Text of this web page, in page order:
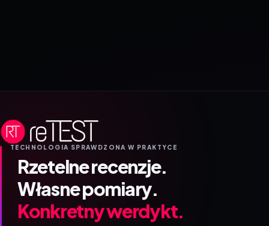
TECHNOLOGIA SPRAWDZONA W PRAKTYCE
Rzetelne recenzje.
Własne pomiary.
Konkretny werdykt.